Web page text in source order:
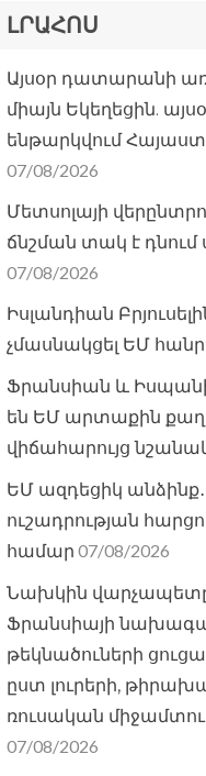
ԼՐԱՀՈՍ
Այսօր դատարանի
միայն Եկեղեցին.
ենթարկվում
07/08/2026
Մետսոլայի
ճնշման տակ է դնում
07/08/2026
Իսլանդիան
չմասնակցել ԵՄ
Ֆրանսիան և
են ԵՄ արտաքին
վիճահարույց
ԵՄ ազդեցիկ անձինք․
ուշադրության
համար 07/08/2026
Նախկին վարչապետը
Ֆրանսիայի
թեկնածուների
ըստ լուրերի,
ռուսական
07/08/2026